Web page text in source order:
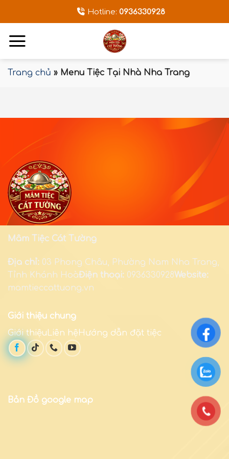
dung
Hotline: 0936330928
Trang chủ » Menu Tiệc Tại Nhà Nha Trang
Mâm Tiệc Cát Tường
Địa chỉ: 03 Phong Châu, Phường Nam Nha Trang,
Tỉnh Khánh HoàĐiện thoại: 0936330928Website:
mamtieccattuong.vn
Giới thiệu chung
Giới thiệuLiên hệHướng dẫn đặt tiệc
Bản Đồ google map